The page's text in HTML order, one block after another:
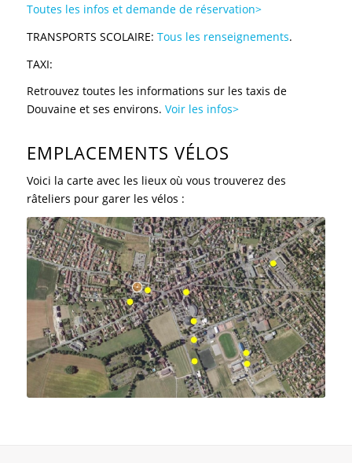
Toutes les infos et demande de réservation>
TRANSPORTS SCOLAIRE: Tous les renseignements.
TAXI:
Retrouvez toutes les informations sur les taxis de
Douvaine et ses environs. Voir les infos>
EMPLACEMENTS VÉLOS
Voici la carte avec les lieux où vous trouverez des
râteliers pour garer les vélos :